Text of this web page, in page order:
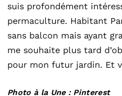
suis profondément
permaculture. Habitant
sans balcon mais ayant
me souhaite plus tard
pour mon futur jardin. Et
Photo à la Une : Pinterest